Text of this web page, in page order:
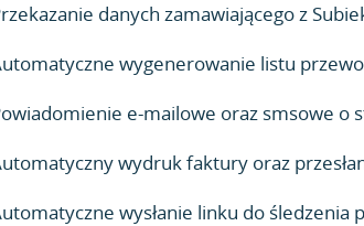
danych zamawiającego z
wygenerowanie listu
e-mailowe oraz smsowe o
wydruk faktury oraz
wysłanie linku do śledzenia